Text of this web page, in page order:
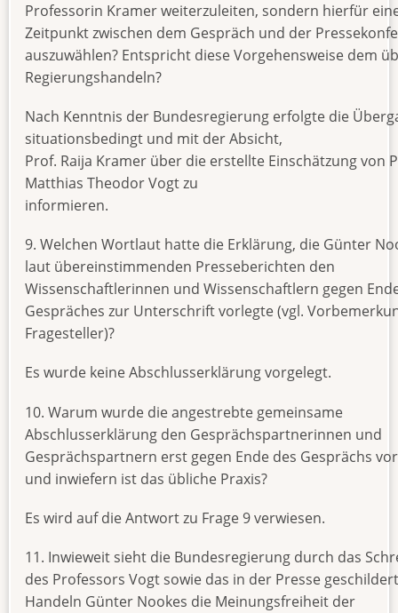
Professorin Kramer weiterzuleiten, sondern hierfür
Zeitpunkt zwischen dem Gespräch und der
auszuwählen? Entspricht diese Vorgehensweise dem
Regierungshandeln?
Nach Kenntnis der Bundesregierung erfolgte die
situationsbedingt und mit der Absicht,
Prof. Raija Kramer über die erstellte Einschätzung von
Matthias Theodor Vogt zu
informieren.
9. Welchen Wortlaut hatte die Erklärung, die Günter
laut übereinstimmenden Presseberichten den
Wissenschaftlerinnen und Wissenschaftlern gegen
Gespräches zur Unterschrift vorlegte (vgl.
Fragesteller)?
Es wurde keine Abschlusserklärung vorgelegt.
10. Warum wurde die angestrebte gemeinsame
Abschlusserklärung den Gesprächspartnerinnen und
Gesprächspartnern erst gegen Ende des Gesprächs
und inwiefern ist das übliche Praxis?
Es wird auf die Antwort zu Frage 9 verwiesen.
11. Inwieweit sieht die Bundesregierung durch das
des Professors Vogt sowie das in der Presse
Handeln Günter Nookes die Meinungsfreiheit der